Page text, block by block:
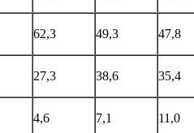
62,3 49,3 47,8
27,3 38,6 35,4
4,6 7,1 11,0